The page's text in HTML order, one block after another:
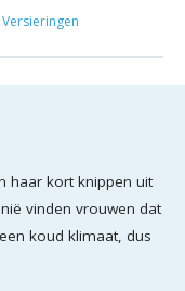
Versieringen
haar kort knippen uit
vinden vrouwen dat
koud klimaat, dus